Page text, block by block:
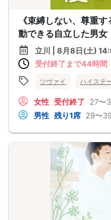
《束縛しない、尊重
動できる自立した男女
立川 | 8月8日(土)
受付終了まで44時間
ツヴァイ ハイステ
女性 受付終了 27〜
男性 残り1席 29〜